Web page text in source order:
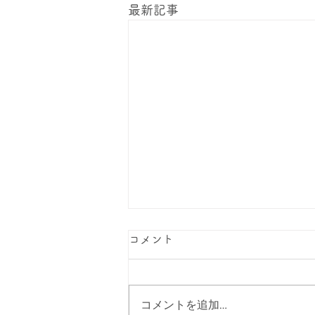
最新記事
話題のシャンプー「Eスタン
ダード」導入しました♪
ド」商品を導入しました。 95％
コメント
コメントを追加…